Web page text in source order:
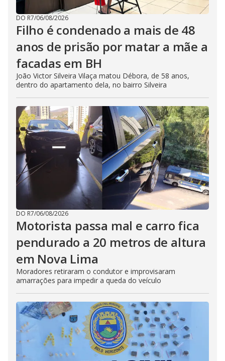
DO R7/06/08/2026
Filho é condenado a mais de 48
anos de prisão por matar a mãe a
facadas em BH
João Victor Silveira Vilaça matou Débora, de 58 anos,
dentro do apartamento dela, no bairro Silveira
DO R7/06/08/2026
Motorista passa mal e carro fica
pendurado a 20 metros de altura
em Nova Lima
Moradores retiraram o condutor e improvisaram
amarrações para impedir a queda do veículo